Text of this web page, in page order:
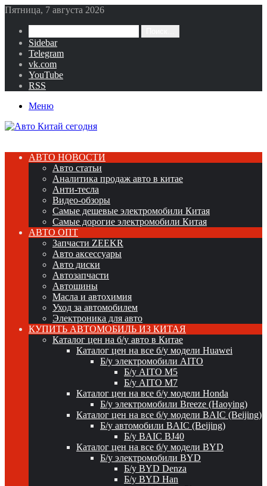
Пятница, 7 августа 2026
Sidebar
Telegram
vk.com
YouTube
RSS
Меню
АВТО НОВОСТИ
Авто статьи
Аналитика продаж авто в китае
Анти-тесла
Видео-обзоры
Самые дешевые электромобили Китая
Самые дорогие электромобили Китая
АВТО ОПТ
Запчасти ZEEKR
Авто аксессуары
Авто диски
Автозапчасти
Автошины
Масла и автохимия
Уход за автомобилем
Электроника для авто
КУПИТЬ АВТОМОБИЛЬ ИЗ КИТАЯ
Каталог цен на б/у авто в Китае
Каталог цен на все б/у модели Huawei
Б/у электромобили AITO
Б/у AITO M5
Б/у AITO M7
Каталог цен на все б/у модели Honda
Б/у электромобили Breeze (Haoying)
Каталог цен на все б/у модели BAIC (Beijing)
Б/у автомобили BAIC (Beijing)
Б/у BAIC BJ40
Каталог цен на все б/у модели BYD
Б/у электромобили BYD
Б/у BYD Denza
Б/у BYD Han